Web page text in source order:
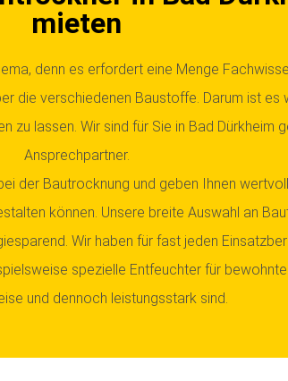
mieten
denn es erfordert eine Menge
die verschiedenen Baustoffe. Darum ist es
zu lassen. Wir sind für Sie in Bad Dürkheim
Ansprechpartner.
der Bautrocknung und geben Ihnen
können. Unsere breite Auswahl an
Wir haben für fast jeden
spezielle Entfeuchter für
und dennoch leistungsstark sind.